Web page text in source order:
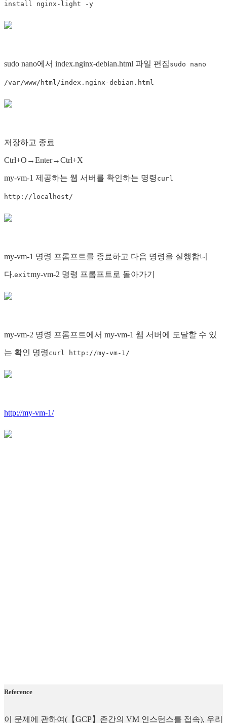
install nginx-light -y
sudo nano에서 index.nginx-debian.html 파일 편집 sudo nano
/var/www/html/index.nginx-debian.html
저장하고 종료
Ctrl+O→Enter→Ctrl+X
my-vm-1 제공하는 웹 서버를 확인하는 명령 curl
http://localhost/
my-vm-1 명령 프롬프트를 종료하고 다음 명령을 실행합니
다.exitmy-vm-2 명령 프롬프트로 돌아가기
my-vm-2 명령 프롬프트에서 my-vm-1 웹 서버에 도달할 수 있
는 확인 명령 curl http://my-vm-1/
http://my-vm-1/
Reference
이 문제에 관하여(【GCP】존간의 VM 인스턴스를 접속), 우리